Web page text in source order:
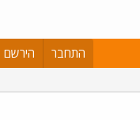
התחבר הירשם